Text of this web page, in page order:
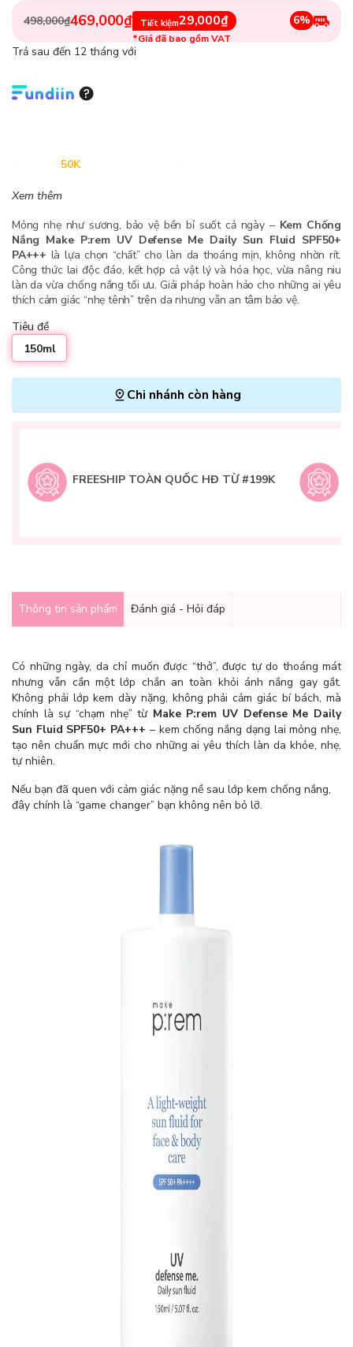
498,000₫469,000₫ Tiết kiệm29,000₫
*Giá đã bao gồm VAT
6%
Trả sau đến 12 tháng với
50K
Xem thêm
Mỏng nhẹ như sương, bảo vệ bền bỉ suốt cả ngày – Kem Chống
Nắng Make P:rem UV Defense Me Daily Sun Fluid SPF50+
PA+++ là lựa chọn “chất” cho làn da thoáng mịn, không nhờn rít.
Công thức lai độc đáo, kết hợp cả vật lý và hóa học, vừa nâng niu
làn da vừa chống nắng tối ưu. Giải pháp hoàn hảo cho những ai yêu
thích cảm giác “nhẹ tênh” trên da nhưng vẫn an tâm bảo vệ.
Tiêu đề
150ml
Chi nhánh còn hàng
FREESHIP TOÀN QUỐC HĐ TỪ #199K
Thông tin sản phẩm Đánh giá - Hỏi đáp
Có những ngày, da chỉ muốn được “thở”, được tự do thoáng mát
nhưng vẫn cần một lớp chắn an toàn khỏi ánh nắng gay gắt.
Không phải lớp kem dày nặng, không phải cảm giác bí bách, mà
chính là sự “chạm nhẹ” từ Make P:rem UV Defense Me Daily
Sun Fluid SPF50+ PA+++ – kem chống nắng dạng lai mỏng nhẹ,
tạo nên chuẩn mực mới cho những ai yêu thích làn da khỏe, nhẹ,
tự nhiên.
Nếu bạn đã quen với cảm giác nặng nề sau lớp kem chống nắng,
đây chính là “game changer” bạn không nên bỏ lỡ.